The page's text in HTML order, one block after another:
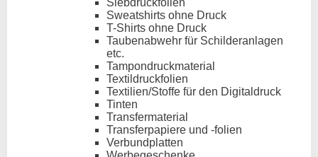
Siebdruckfolien
Sweatshirts ohne Druck
T-Shirts ohne Druck
Taubenabwehr für Schilderanlagen
etc.
Tampondruckmaterial
Textildruckfolien
Textilien/Stoffe für den Digitaldruck
Tinten
Transfermaterial
Transferpapiere und -folien
Verbundplatten